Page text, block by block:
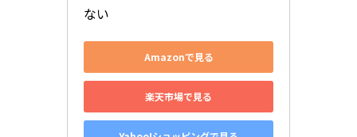
ない
Amazonで見る
楽天市場で見る